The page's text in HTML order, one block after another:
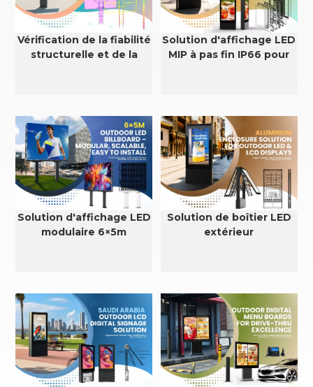
Vérification de la fiabilité
structurelle et de la
Solution d'affichage LED
MIP à pas fin IP66 pour
Solution d'affichage LED
modulaire 6×5m
Solution de boîtier LED
extérieur